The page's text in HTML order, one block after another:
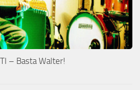
– Basta Walter!